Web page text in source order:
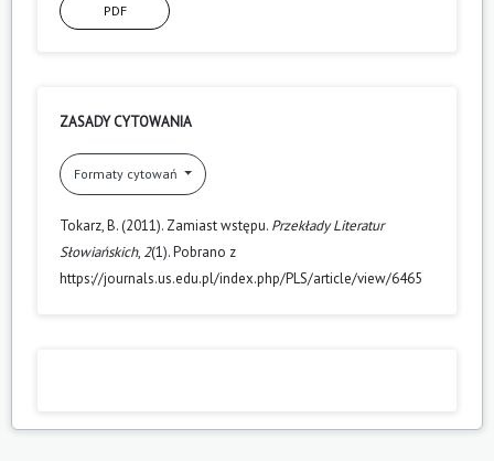
PDF
ZASADY CYTOWANIA
Formaty cytowań
Tokarz, B. (2011). Zamiast wstępu. Przekłady Literatur
Słowiańskich, 2(1). Pobrano z
https://journals.us.edu.pl/index.php/PLS/article/view/6465